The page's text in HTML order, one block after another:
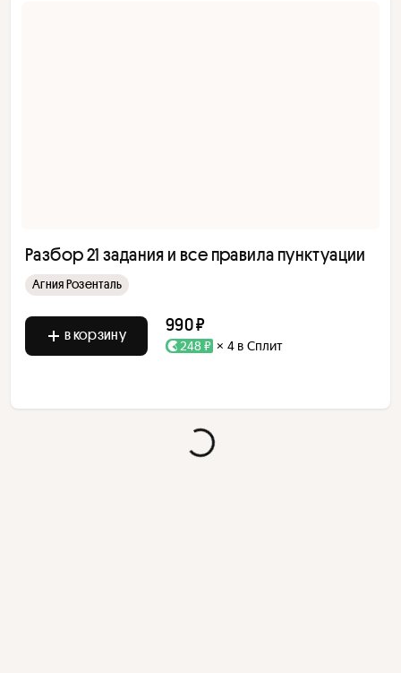
Разбор 21 задания и все правила пунктуации
Агния Розенталь
в корзину 990 ₽
248 ₽ × 4 в Сплит